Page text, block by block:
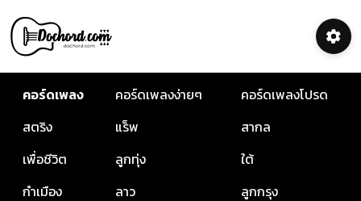
คอร์ดเพลง คอร์ดเพลงง่ายๆ
คอร์ดเพลงโปรด
สตริง
แร็พ
สากล
เพื่อชีวิต
ลูกทุ่ง
ใต้
กำเมือง
ลาว
ลูกกรุง